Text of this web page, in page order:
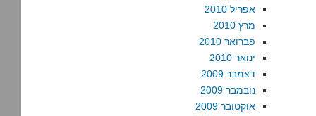
אפריל 2010
מרץ 2010
פברואר 2010
ינואר 2010
דצמבר 2009
נובמבר 2009
אוקטובר 2009